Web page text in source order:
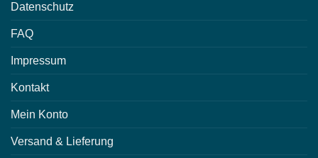
Datenschutz
FAQ
Impressum
Kontakt
Mein Konto
Versand & Lieferung